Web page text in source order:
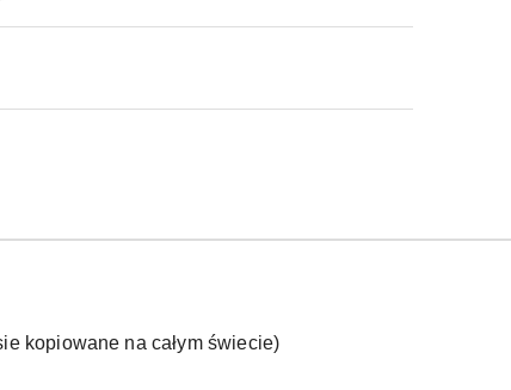
kopiowane na całym świecie)